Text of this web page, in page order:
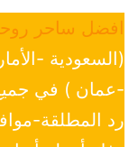
افضل ساحر
(السعودية -
-عمان ) في جميع
رد المطلقة-